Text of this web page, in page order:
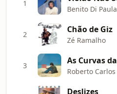
1
Benito Di Paula
2 Chão de Giz
Zé Ramalho
3
Roberto Carlos
Deslizes